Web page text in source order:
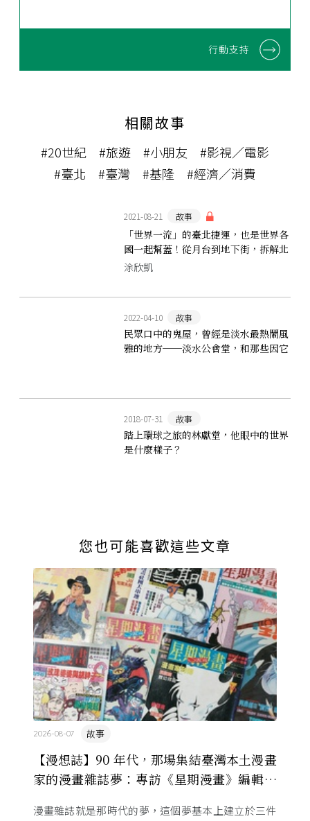
行動支持
相關故事
#20世紀 #旅遊 #小朋友
#影視／電影
#臺北
#臺灣 #基隆 #經濟／消費
2021-08-21 故事
「世界一流」的臺北捷運，也是世界各
國一起幫蓋！從月台到地下街，拆解北
捷系統的混血身世
涂欣凱
2022-04-10 故事
民眾口中的鬼屋，曾經是淡水最熱鬧風
雅的地方──淡水公會堂，和那些因它
2018-07-31 故事
踏上環球之旅的林獻堂，他眼中的世界
是什麼樣子？
您也可能喜歡這些文章
【漫想誌】90 年代，那場集結臺灣本土漫畫
家的漫畫雜誌夢：專訪《星期漫畫》編輯黃
故事
2026-08-07
漫畫雜誌就是那時代的夢，這個夢基本上建立於三件